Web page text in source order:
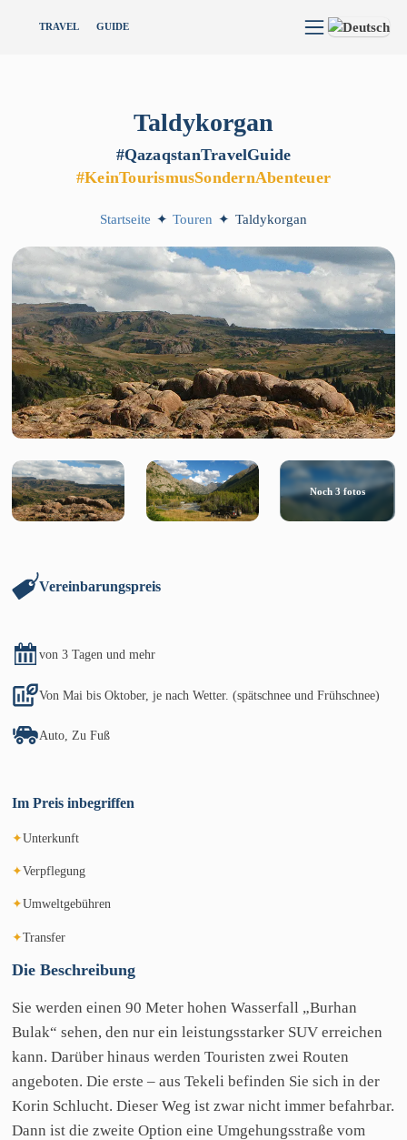
TRAVEL GUIDE
Taldykorgan
#QazaqstanTravelGuide
#KeinTourismusSondernAbenteuer
Startseite ✦ Touren ✦ Taldykorgan
Noch3fotos
Die Beschreibung
Sie werden einen 90 Meter hohen Wasserfall „Burhan
Bulak“ sehen, den nur ein leistungsstarker SUV erreichen
kann. Darüber hinaus werden Touristen zwei Routen
angeboten. Die erste – aus Tekeli befinden Sie sich in der
Korin Schlucht. Dieser Weg ist zwar nicht immer befahrbar.
Dann ist die zweite Option eine Umgehungsstraße vom
Vereinbarungspreis
von 3 Tagen und mehr
Von Mai bis Oktober, je nach Wetter. (spätschnee und Frühschnee)
Auto, Zu Fuß
Im Preis inbegriffen
✦Unterkunft
✦Verpflegung
✦Umweltgebühren
✦Transfer